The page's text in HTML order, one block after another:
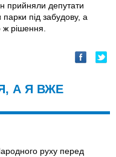
прийняли депутати
парки під забудову, а
ж рішення.
А Я ВЖЕ
руху перед